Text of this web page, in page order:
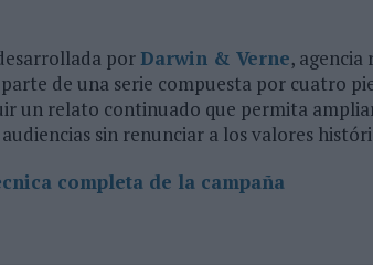
por Darwin & Verne,
de una serie compuesta por cuatro
un relato continuado que permita
sin renunciar a los valores
completa de la campaña